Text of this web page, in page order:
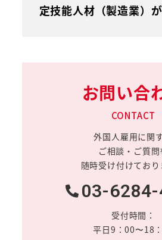
定技能人材（製造業）
お問い合
CONTACT
外国人雇用に関
ご相談・ご質問
随時受け付けており
03-
受付時間：
平日9：00〜18